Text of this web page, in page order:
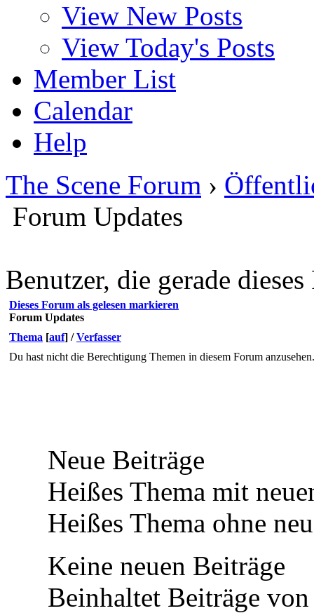
View New Posts
View Today's Posts
Member List
Calendar
Help
The Scene Forum ›
Forum Updates
Benutzer, die gerade
Dieses Forum als gelesen markieren
Forum Updates
Thema [auf] /Verfasser
Du hast nicht die Berechtigung Themen in diesem Forum anzusehen.
Neue Beiträge
Heißes Thema mit
Heißes Thema ohne
Keine neuen Beiträge
Beinhaltet Beiträge